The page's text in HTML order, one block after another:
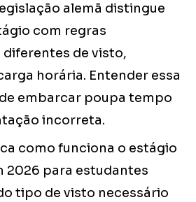
alemã distingue
com regras
de visto,
horária. Entender essa
embarcar poupa tempo
incorreta.
como funciona o estágio
2026 para estudantes
tipo de visto necessário